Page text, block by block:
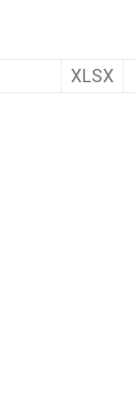
XLSX